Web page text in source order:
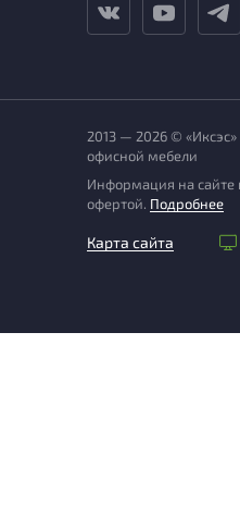
2013 — 2026 ©
офисной мебели
Информация на сайте
офертой. Подробнее
Карта сайта